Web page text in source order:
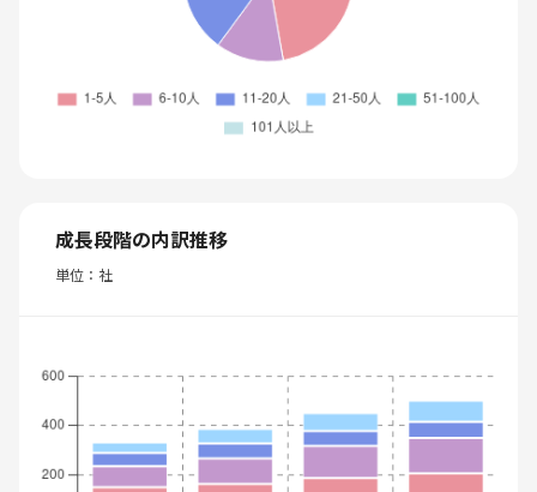
成長段階の内訳推移
単位：社